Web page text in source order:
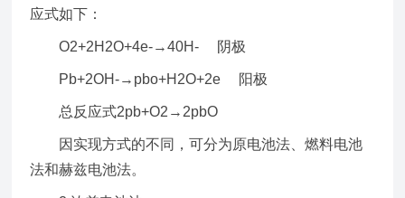
应式如下：
O2+2H2O+4e-→40H- 阴极
Pb+2OH-→pbo+H2O+2e 阳极
总反应式2pb+O2→2pbO
因实现方式的不同，可分为原电池法、燃料电池
法和赫兹电池法。